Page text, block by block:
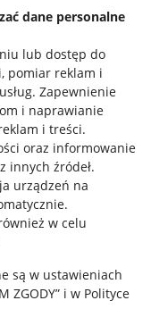
dane personalne
lub dostęp do
pomiar reklam i
. Zapewnienie
i naprawianie
i treści.
oraz informowanie
innych źródeł.
urządzeń na
.
w celu
są w ustawieniach
ZGODY” i w Polityce